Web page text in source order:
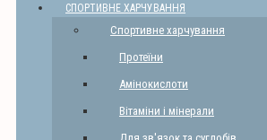
СПОРТИВНЕ ХАРЧУВАННЯ
Спортивне харчування
Протеїни
Амінокислоти
Вітаміни і мінерали